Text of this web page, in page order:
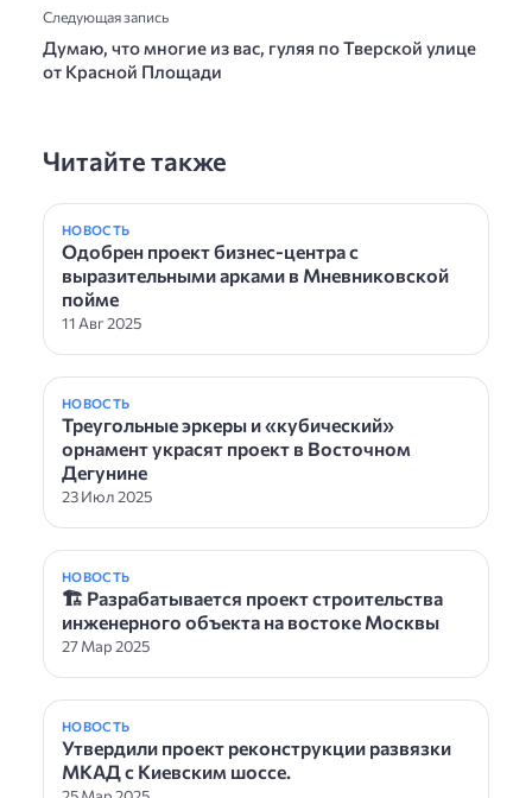
Следующая запись
Думаю, что многие из вас, гуляя по Тверской улице
от Красной Площади
Читайте также
НОВОСТЬ
Одобрен проект бизнес-центра с
выразительными арками в Мневниковской
пойме
11 Авг 2025
НОВОСТЬ
Треугольные эркеры и «кубический»
орнамент украсят проект в Восточном
Дегунине
23 Июл 2025
НОВОСТЬ
🏗 Разрабатывается проект строительства
инженерного объекта на востоке Москвы
27 Мар 2025
НОВОСТЬ
Утвердили проект реконструкции развязки
МКАД с Киевским шоссе.